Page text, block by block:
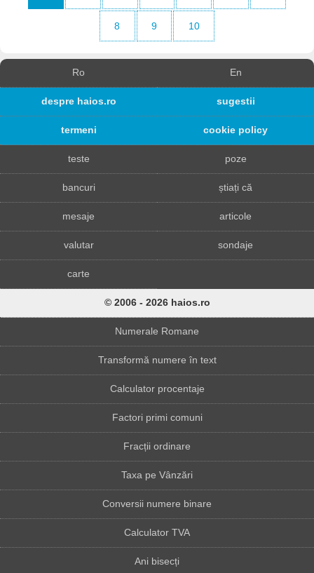
8 9 10
Ro En
despre haios.ro sugestii
termeni cookie policy
teste poze
bancuri știați că
mesaje articole
valutar sondaje
carte
© 2006 - 2026 haios.ro
Numerale Romane
Transformă numere în text
Calculator procentaje
Factori primi comuni
Fracții ordinare
Taxa pe Vânzări
Conversii numere binare
Calculator TVA
Ani bisecți